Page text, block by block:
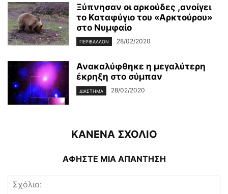
Ξύπνησαν οι αρκούδες ,ανοίγει
το Καταφύγιο του «Αρκτούρου»
στο Νυμφαίο
ΠΕΡΙΒΆΛΛΟΝ 28/02/2020
Ανακαλύφθηκε η μεγαλύτερη
έκρηξη στο σύμπαν
ΔΙΆΣΤΗΜΑ 28/02/2020
ΚΑΝΕΝΑ ΣΧΟΛΙΟ
ΑΦΗΣΤΕ ΜΙΑ ΑΠΑΝΤΗΣΗ